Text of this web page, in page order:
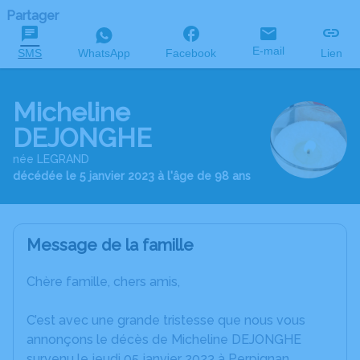
Partager
SMS WhatsApp Facebook E-mail Lien
Micheline
DEJONGHE
née LEGRAND
décédée le 5 janvier 2023 à l'âge de 98 ans
Message de la famille
Chère famille, chers amis,
C’est avec une grande tristesse que nous vous
annonçons le décès de Micheline DEJONGHE